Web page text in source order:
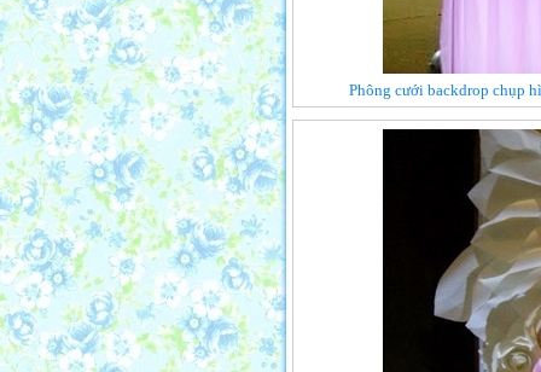
Phông cưới backdrop chụp